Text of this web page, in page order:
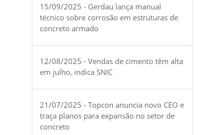
15/09/2025 - Gerdau lança manual
técnico sobre corrosão em estruturas de
concreto armado
12/08/2025 - Vendas de cimento têm alta
em julho, indica SNIC
21/07/2025 - Topcon anuncia novo CEO e
traça planos para expansão no setor de
concreto